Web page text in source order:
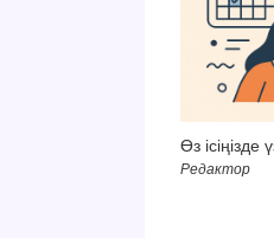
Өз
Редактор